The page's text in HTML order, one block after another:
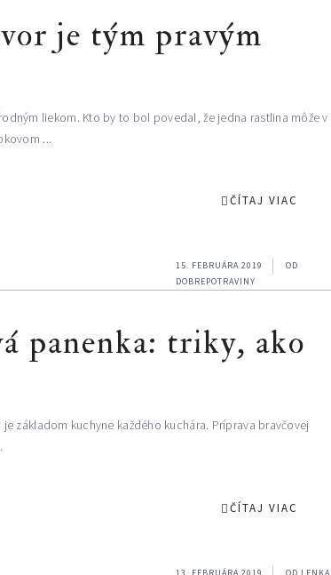
je tým pravým
liekom. Kto by to bol povedal, že jedna rastlina môže v
...
ČÍTAJ VIAC
15. FEBRUÁRA 2019
OD
DOBREPOTRAVINY
panenka: triky, ako
základom kuchyne každého kuchára. Príprava bravčovej
ČÍTAJ VIAC